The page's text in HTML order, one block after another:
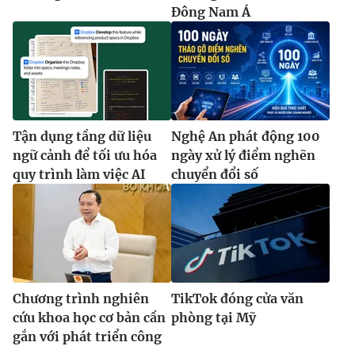
® Cấm sao chép dưới mọi hình thức nếu không có sự chấp
thuận bằng văn bản. Ghi rõ nguồn VTV.vn khi phát hành lại
thông tin từ website này.
Đông Nam Á
Tận dụng tầng dữ liệu
ngữ cảnh để tối ưu hóa
quy trình làm việc AI
Nghệ An phát động 100
ngày xử lý điểm nghẽn
chuyển đổi số
Chương trình nghiên
cứu khoa học cơ bản cần
gắn với phát triển công
TikTok đóng cửa văn
phòng tại Mỹ